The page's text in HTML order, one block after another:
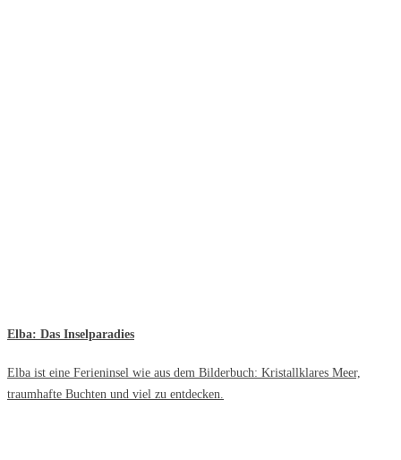
Elba: Das Inselparadies
Elba ist eine Ferieninsel wie aus dem Bilderbuch: Kristallklares Meer,
traumhafte Buchten und viel zu entdecken.